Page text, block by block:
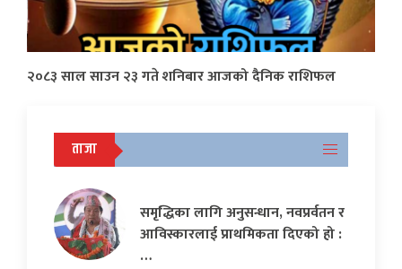
२०८३ साल साउन २३ गते शनिबार आजको दैनिक राशिफल
ताजा
समृद्धिका लागि अनुसन्धान, नवप्रर्वतन र
आविस्कारलाई प्राथमिकता दिएको हो :
…